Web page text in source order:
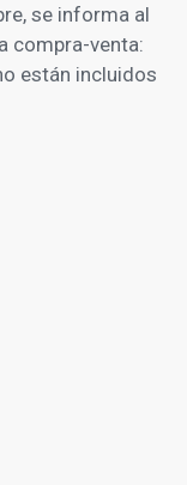
se informa al
compra-venta:
están incluidos